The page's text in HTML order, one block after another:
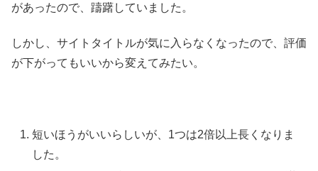
があったので、躊躇していました。
しかし、サイトタイトルが気に入らなくなったので、評価
が下がってもいいから変えてみたい。
短いほうがいいらしいが、1つは2倍以上長くなりま
した。